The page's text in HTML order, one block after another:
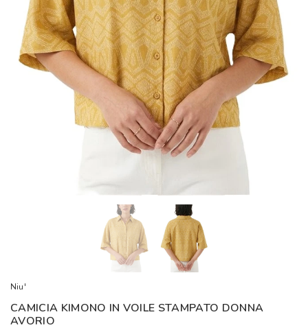
Niu'
CAMICIA KIMONO IN VOILE STAMPATO DONNA
AVORIO